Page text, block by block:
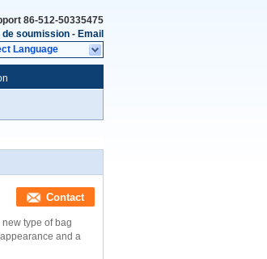
86-512-50335475
de soumission - Email
Language
Contact
type of bag
and a